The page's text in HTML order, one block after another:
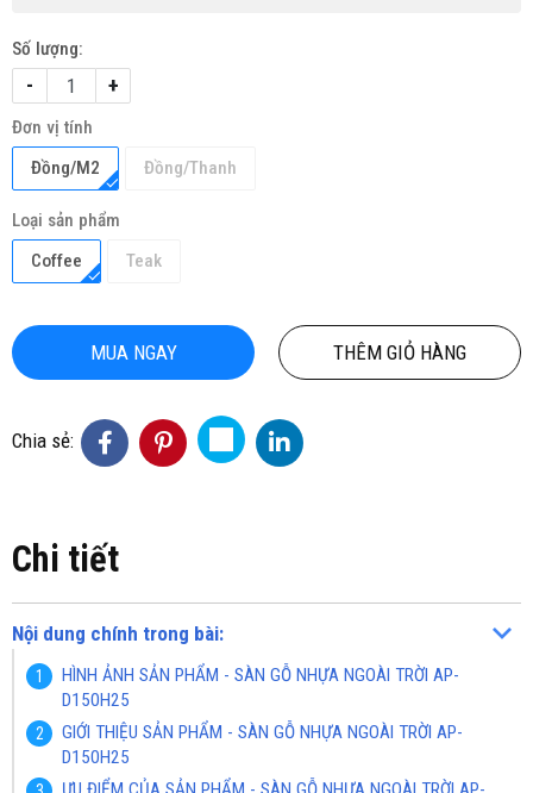
Số lượng:
- +
Đơn vị tính
Đồng/M2
Đồng/Thanh
Loại sản phẩm
Coffee
Teak
MUA NGAY THÊM GIỎ HÀNG
Chia sẻ:
Chi tiết
Nội dung chính trong bài:
HÌNH ẢNH SẢN PHẨM - SÀN GỖ NHỰA NGOÀI TRỜI AP-
D150H25
GIỚI THIỆU SẢN PHẨM - SÀN GỖ NHỰA NGOÀI TRỜI AP-
D150H25